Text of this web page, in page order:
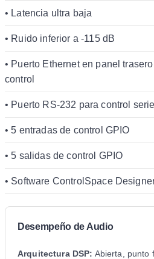
• Latencia ultra baja
• Ruido inferior a -115 dB
• Puerto Ethernet en panel
control
• Puerto RS-232 para control serie
• 5 entradas de control GPIO
• 5 salidas de control GPIO
• Software ControlSpace
Desempeño de Audio
Arquitectura DSP: Abierta, punto